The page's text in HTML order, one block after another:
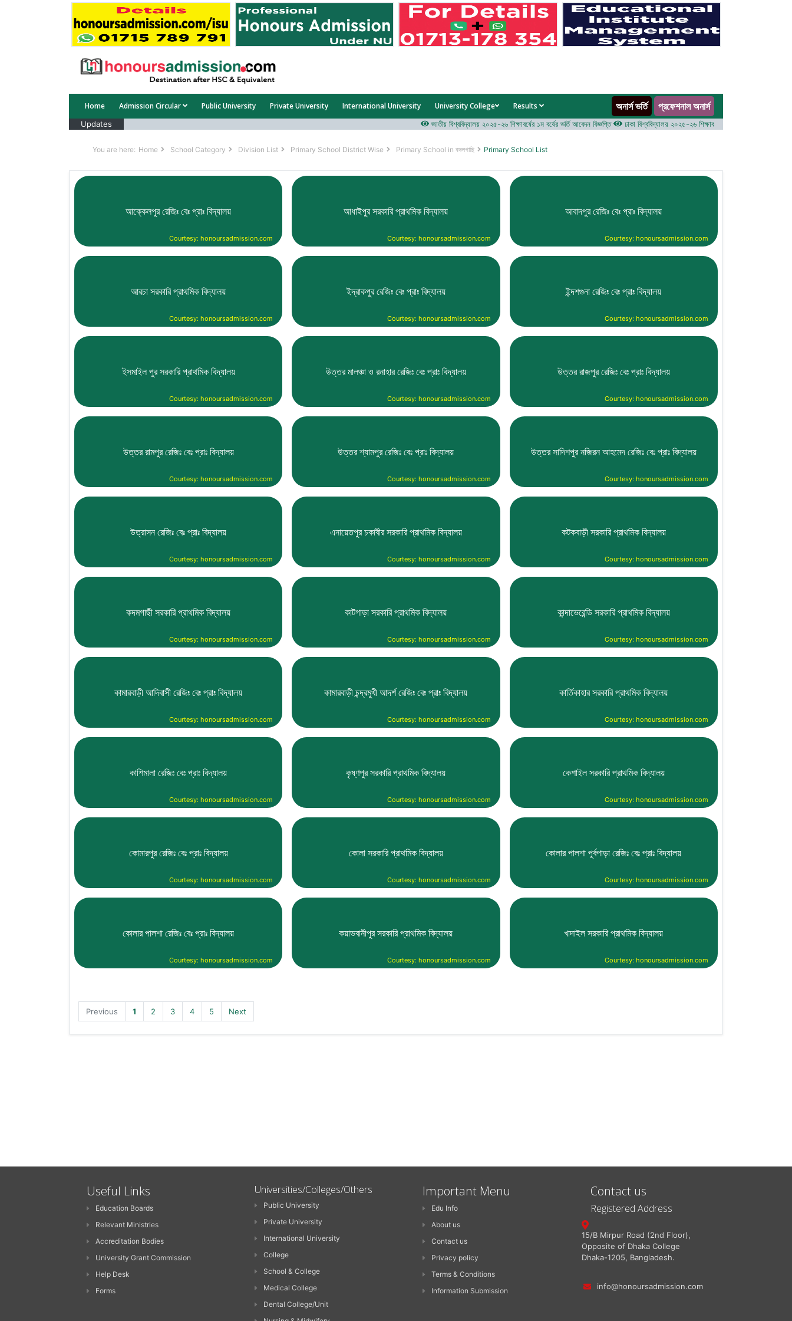
Home Admission Circular Public University Private University International University University College Results অনার্স ভর্তি প্রফেশনাল অনার্স
Updates জাতীয় বিশ্ববিদ্যালয় ২০২৫-২৬ শিক্ষাবর্ষের ১ম বর্ষের ভর্তি আবেদন বিজ্ঞপ্তি ঢাকা বিশ্ববিদ্যালয় ২০২৫-২৬ শিক্ষাবর্ষে আন্ডারগ্র্যাজুয়েট প্রোগ্রামে ভর্তি
You are here: Home School Category Division List Primary School District Wise Primary School in বদলগাছি Primary School List
আক্কেলপুর রেজিঃ বেঃ প্রাঃ বিদ্যালয়
Courtesy: honoursadmission.com
আধাইপুর সরকারি প্রাথমিক বিদ্যালয়
Courtesy: honoursadmission.com
আবাদপুর রেজিঃ বেঃ প্রাঃ বিদ্যালয়
Courtesy: honoursadmission.com
আরচা সরকারি প্রাথমিক বিদ্যালয়
Courtesy: honoursadmission.com
ইদ্রাকপুর রেজিঃ বেঃ প্রাঃ বিদ্যালয়
Courtesy: honoursadmission.com
ইন্দশগুনা রেজিঃ বেঃ প্রাঃ বিদ্যালয়
Courtesy: honoursadmission.com
ইসমাইল পুর সরকারি প্রাথমিক বিদ্যালয়
Courtesy: honoursadmission.com
উত্তর মালঞ্চা ও রনাহার রেজিঃ বেঃ প্রাঃ বিদ্যালয়
Courtesy: honoursadmission.com
উত্তর রাজপুর রেজিঃ বেঃ প্রাঃ বিদ্যালয়
Courtesy: honoursadmission.com
উত্তর রামপুর রেজিঃ বেঃ প্রাঃ বিদ্যালয়
Courtesy: honoursadmission.com
উত্তর শ্যামপুর রেজিঃ বেঃ প্রাঃ বিদ্যালয়
Courtesy: honoursadmission.com
উত্তর সাদিশপুর নজিরন আহমেদ রেজিঃ বেঃ প্রাঃ বিদ্যালয়
Courtesy: honoursadmission.com
উত্রাসন রেজিঃ বেঃ প্রাঃ বিদ্যালয়
Courtesy: honoursadmission.com
এনায়েতপুর চকাবীর সরকারি প্রাথমিক বিদ্যালয়
Courtesy: honoursadmission.com
কটকবাড়ী সরকারি প্রাথমিক বিদ্যালয়
Courtesy: honoursadmission.com
কদমগাছী সরকারি প্রাথমিক বিদ্যালয়
Courtesy: honoursadmission.com
কাটগাড়া সরকারি প্রাথমিক বিদ্যালয়
Courtesy: honoursadmission.com
কান্দাভেরেন্ডি সরকারি প্রাথমিক বিদ্যালয়
Courtesy: honoursadmission.com
কামারবাড়ী আদিবাসী রেজিঃ বেঃ প্রাঃ বিদ্যালয়
Courtesy: honoursadmission.com
কামারবাড়ী চন্দ্রমুখী আদর্শ রেজিঃ বেঃ প্রাঃ বিদ্যালয়
Courtesy: honoursadmission.com
কার্তিকাহার সরকারি প্রাথমিক বিদ্যালয়
Courtesy: honoursadmission.com
কাশিমালা রেজিঃ বেঃ প্রাঃ বিদ্যালয়
Courtesy: honoursadmission.com
কৃষ্ণপুর সরকারি প্রাথমিক বিদ্যালয়
Courtesy: honoursadmission.com
কেশাইল সরকারি প্রাথমিক বিদ্যালয়
Courtesy: honoursadmission.com
কোমারপুর রেজিঃ বেঃ প্রাঃ বিদ্যালয়
Courtesy: honoursadmission.com
কোলা সরকারি প্রাথমিক বিদ্যালয়
Courtesy: honoursadmission.com
কোলার পালশা পূর্বপাড়া রেজিঃ বেঃ প্রাঃ বিদ্যালয়
Courtesy: honoursadmission.com
কোলার পালশা রেজিঃ বেঃ প্রাঃ বিদ্যালয়
Courtesy: honoursadmission.com
কয়াভবানীপুর সরকারি প্রাথমিক বিদ্যালয়
Courtesy: honoursadmission.com
খাদাইল সরকারি প্রাথমিক বিদ্যালয়
Courtesy: honoursadmission.com
Previous 1 2 3 4 5 Next
Useful Links
Education Boards
Relevant Ministries
Accreditation Bodies
University Grant Commission
Help Desk
Forms
Universities/Colleges/Others
Public University
Private University
International University
College
School & College
Medical College
Dental College/Unit
Important Menu
Edu Info
About us
Contact us
Privacy policy
Terms & Conditions
Information Submission
Contact us
Registered Address
15/B Mirpur Road (2nd Floor),
Opposite of Dhaka College
Dhaka-1205, Bangladesh.
info@honoursadmission.com